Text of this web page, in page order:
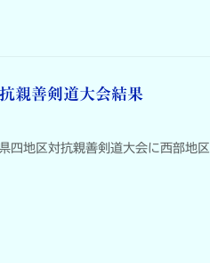
親善剣道大会結果
区対抗親善剣道大会に西部地区